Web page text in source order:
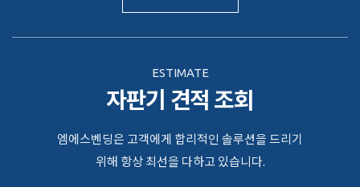
ESTIMATE
자판기 견적 조회
엠에스벤딩은 고객에게 합리적인 솔루션을 드리기
위해 항상 최선을 다하고 있습니다.